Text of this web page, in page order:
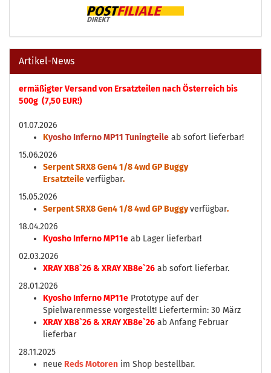
Artikel-News
ermäßigter Versand von Ersatzteilen nach Österreich bis
500g (7,50 EUR!)
01.07.2026
Kyosho Inferno MP11 Tuningteile ab sofort lieferbar!
15.06.2026
Serpent SRX8 Gen4 1/8 4wd GP Buggy
Ersatzteileverfügbar.
15.05.2026
Serpent SRX8 Gen4 1/8 4wd GP Buggyverfügbar.
18.04.2026
Kyosho Inferno MP11e ab Lager lieferbar!
02.03.2026
XRAY XB8`26 & XRAY XB8e`26 ab sofort lieferbar.
28.01.2026
Kyosho Inferno MP11e Prototype auf der
Spielwarenmesse vorgestellt! Liefertermin: 30 März
XRAY XB8`26 & XRAY XB8e`26 ab Anfang Februar
lieferbar
28.11.2025
neue Reds Motoren im Shop bestellbar.